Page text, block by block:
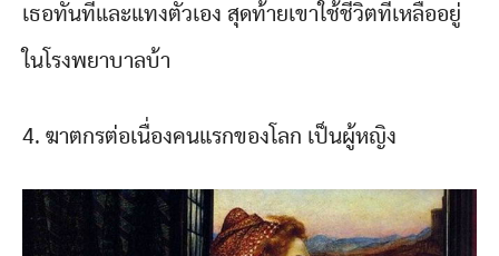
เธอทันทีและแทงตัวเอง สุดท้ายเขาใช้ชีวิตที่เหลืออยู่
ในโรงพยาบาลบ้า
4. ฆาตกรต่อเนื่องคนแรกของโลก เป็นผู้หญิง